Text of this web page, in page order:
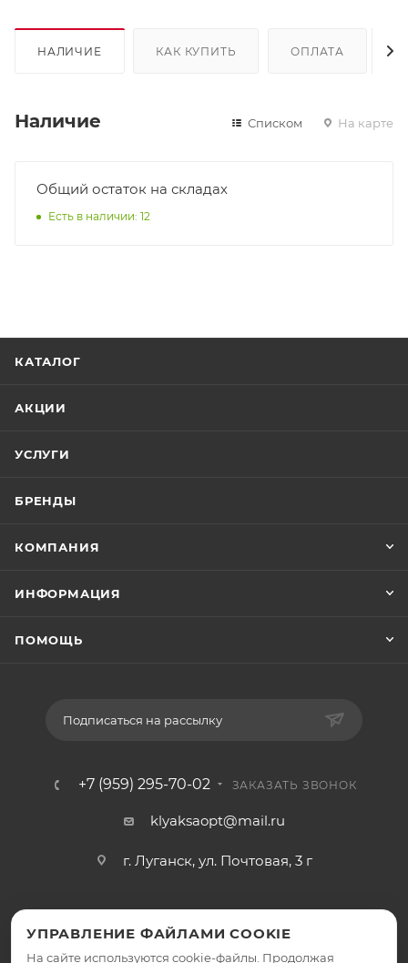
НАЛИЧИЕ КАК КУПИТЬ ОПЛАТА
Наличие Списком На карте
Общий остаток на складах
Есть в наличии: 12
КАТАЛОГ
АКЦИИ
УСЛУГИ
БРЕНДЫ
КОМПАНИЯ
ИНФОРМАЦИЯ
ПОМОЩЬ
Подписаться на рассылку
+7 (959) 295-70-02 ЗАКАЗАТЬ ЗВОНОК
klyaksaopt@mail.ru
г. Луганск, ул. Почтовая, 3 г
УПРАВЛЕНИЕ ФАЙЛАМИ COOKIE
На сайте используются cookie-файлы. Продолжая